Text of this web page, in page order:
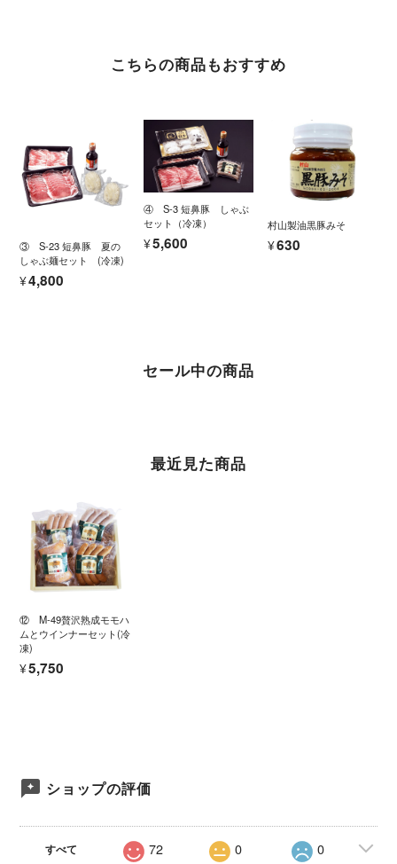
こちらの商品もおすすめ
③ S-23 短鼻豚 夏の
しゃぶ麺セット (冷凍)
¥4,800
④ S-3 短鼻豚 しゃぶ
セット（冷凍）
¥5,600
村山製油黒豚みそ
¥630
セール中の商品
最近見た商品
⑫ M-49贅沢熟成モモハ
ムとウインナーセット(冷
凍)
¥5,750
ショップの評価
すべて 72 0 0